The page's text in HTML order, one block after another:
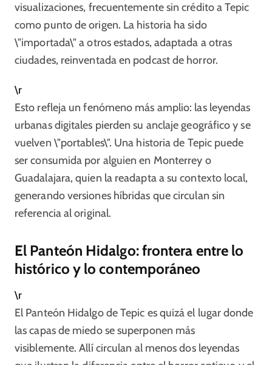
visualizaciones, frecuentemente sin crédito a Tepic
como punto de origen. La historia ha sido
\"importada\" a otros estados, adaptada a otras
ciudades, reinventada en podcast de horror.
\r
Esto refleja un fenómeno más amplio: las leyendas
urbanas digitales pierden su anclaje geográfico y se
vuelven \"portables\". Una historia de Tepic puede
ser consumida por alguien en Monterrey o
Guadalajara, quien la readapta a su contexto local,
generando versiones híbridas que circulan sin
referencia al original.
El Panteón Hidalgo: frontera entre lo
histórico y lo contemporáneo
\r
El Panteón Hidalgo de Tepic es quizá el lugar donde
las capas de miedo se superponen más
visiblemente. Allí circulan al menos dos leyendas